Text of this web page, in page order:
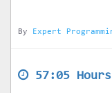
By Expert
57:05 Hours